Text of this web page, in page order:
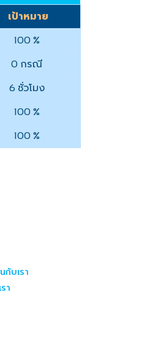
เป้าหมาย
100 %
0 กรณี
6 ชั่วโมง
100 %
100 %
กับเรา
า